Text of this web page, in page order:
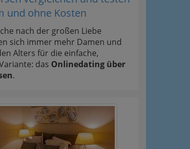
und ohne Kosten
nach der großen Liebe
sich immer mehr Damen und
Alters für die einfache,
das Onlinedating über
.